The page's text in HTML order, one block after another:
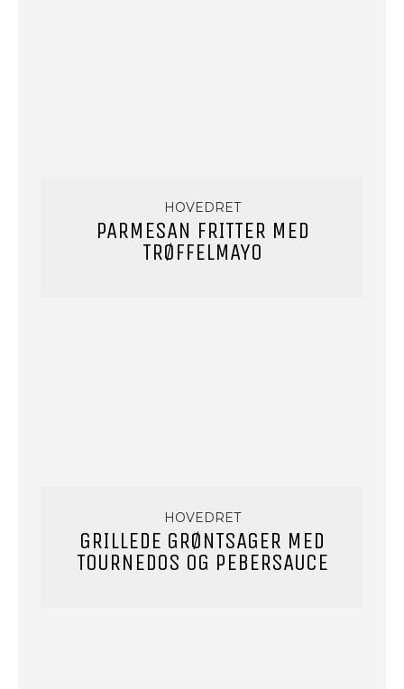
HOVEDRET
PARMESAN FRITTER MED
TRØFFELMAYO
HOVEDRET
GRILLEDE GRØNTSAGER MED
TOURNEDOS OG PEBERSAUCE